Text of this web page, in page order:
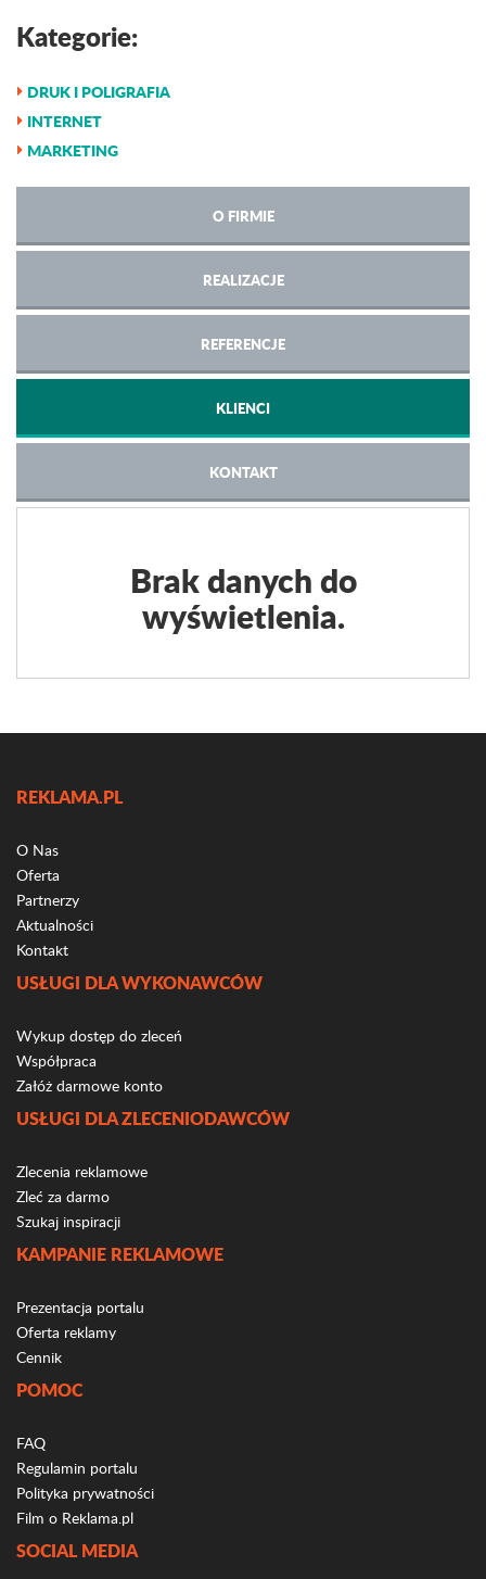
Kategorie:
DRUK I POLIGRAFIA
INTERNET
MARKETING
O FIRMIE
REALIZACJE
REFERENCJE
KLIENCI
KONTAKT
Brak danych do
wyświetlenia.
REKLAMA.PL
O Nas
Oferta
Partnerzy
Aktualności
Kontakt
USŁUGI DLA WYKONAWCÓW
Wykup dostęp do zleceń
Współpraca
Załóż darmowe konto
USŁUGI DLA ZLECENIODAWCÓW
Zlecenia reklamowe
Zleć za darmo
Szukaj inspiracji
KAMPANIE REKLAMOWE
Prezentacja portalu
Oferta reklamy
Cennik
POMOC
FAQ
Regulamin portalu
Polityka prywatności
Film o Reklama.pl
SOCIAL MEDIA